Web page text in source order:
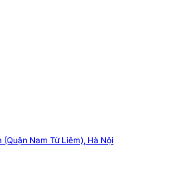
Nam Từ Liêm), Hà Nội